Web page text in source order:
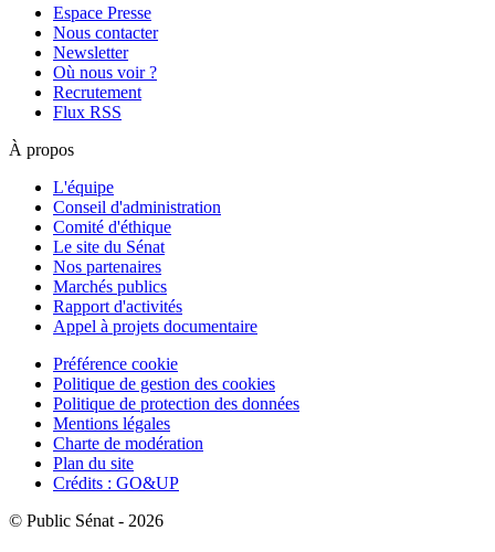
Espace Presse
Nous contacter
Newsletter
Où nous voir ?
Recrutement
Flux RSS
À propos
L'équipe
Conseil d'administration
Comité d'éthique
Le site du Sénat
Nos partenaires
Marchés publics
Rapport d'activités
Appel à projets documentaire
Préférence cookie
Politique de gestion des cookies
Politique de protection des données
Mentions légales
Charte de modération
Plan du site
Crédits : GO&UP
© Public Sénat - 2026